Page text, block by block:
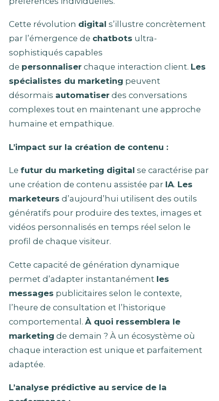
Cette révolution digital s’illustre concrètement
par l’émergence de chatbots ultra-
sophistiqués capables
de personnaliser chaque interaction client. Les
spécialistes du marketing peuvent
désormais automatiser des conversations
complexes tout en maintenant une approche
humaine et empathique.
L’impact sur la création de contenu :
Le futur du marketing digital se caractérise par
une création de contenu assistée par IA. Les
marketeurs d’aujourd’hui utilisent des outils
génératifs pour produire des textes, images et
vidéos personnalisés en temps réel selon le
profil de chaque visiteur.
Cette capacité de génération dynamique
permet d’adapter instantanément les
messages publicitaires selon le contexte,
l’heure de consultation et l’historique
comportemental. À quoi ressemblera le
marketing de demain ? À un écosystème où
chaque interaction est unique et parfaitement
adaptée.
L’analyse prédictive au service de la